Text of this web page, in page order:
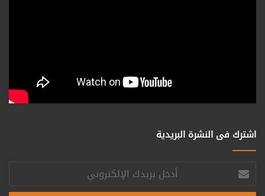
اشترك فى النشرة البريدية
أدخل
بريدك
الإلكتروني